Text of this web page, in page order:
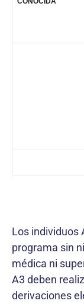
Los individuos
programa sin
médica ni
A3 deben
derivaciones